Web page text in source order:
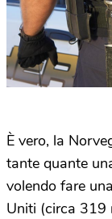
È vero, la
tante quante
volendo fare
Uniti (circa 319